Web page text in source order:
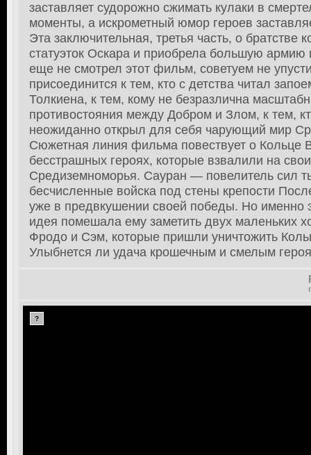
заставляет судорожно сжимать кулаки в
моменты, а искрометный юмор героев
Эта заключительная, третья часть, о братстве
статуэток Оскара и приобрела большую армию
еще не смотрел этот фильм, советуем не
присоединится к тем, кто с детства читал
Толкиена, к тем, кому не безразлична
противостояния между Добром и Злом, к тем,
неожиданно открыл для себя чарующий мир
Сюжетная линия фильма повествует о Кольце
бесстрашных героях, которые взвалили на
Средиземноморья. Сауран — повелитель сил
бесчисленные войска под стены крепости
уже в предвкушении своей победы. Но именно
идея помешала ему заметить двух маленьких
Фродо и Сэм, которые пришли уничтожить
Улыбнется ли удача крошечным и смелым
?